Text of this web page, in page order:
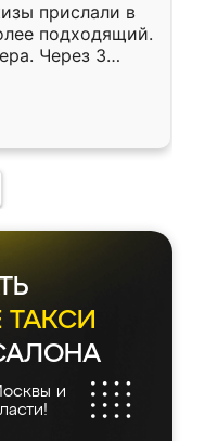
прислали в
подходящий.
Через 3
Остались
Ренессанс
ТАКСИ
и